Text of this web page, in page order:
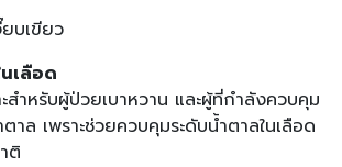
ยบเขียว
เลือด
ะสำหรับผู้ป่วยเบาหวาน และผู้ที่กำลังควบคุม
าล เพราะช่วยควบคุมระดับน้ำตาลในเลือด
ติ